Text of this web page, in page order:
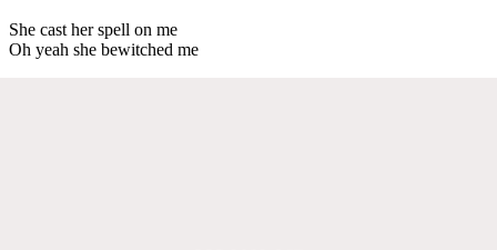
She cast her spell on me
Oh yeah she bewitched me